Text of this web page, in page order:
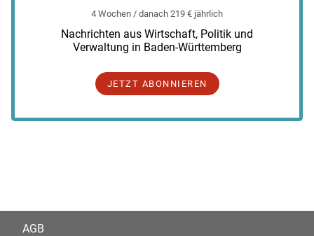
4 Wochen / danach 219 € jährlich
Nachrichten aus Wirtschaft, Politik und
Verwaltung in Baden-Württemberg
JETZT ABONNIEREN
AGB